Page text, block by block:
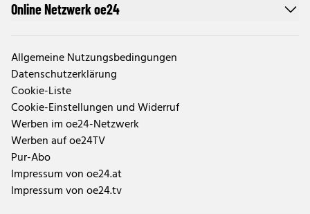
Online Netzwerk oe24
Allgemeine Nutzungsbedingungen
Datenschutzerklärung
Cookie-Liste
Cookie-Einstellungen und Widerruf
Werben im oe24-Netzwerk
Werben auf oe24TV
Pur-Abo
Impressum von oe24.at
Impressum von oe24.tv